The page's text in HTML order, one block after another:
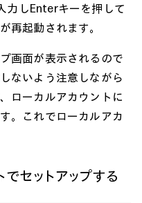
力しEnterキーを押して
再起動されます。
画面が表示されるので
ないよう注意しながら
ローカルアカウントに
。これでローカルアカ
セットアップする